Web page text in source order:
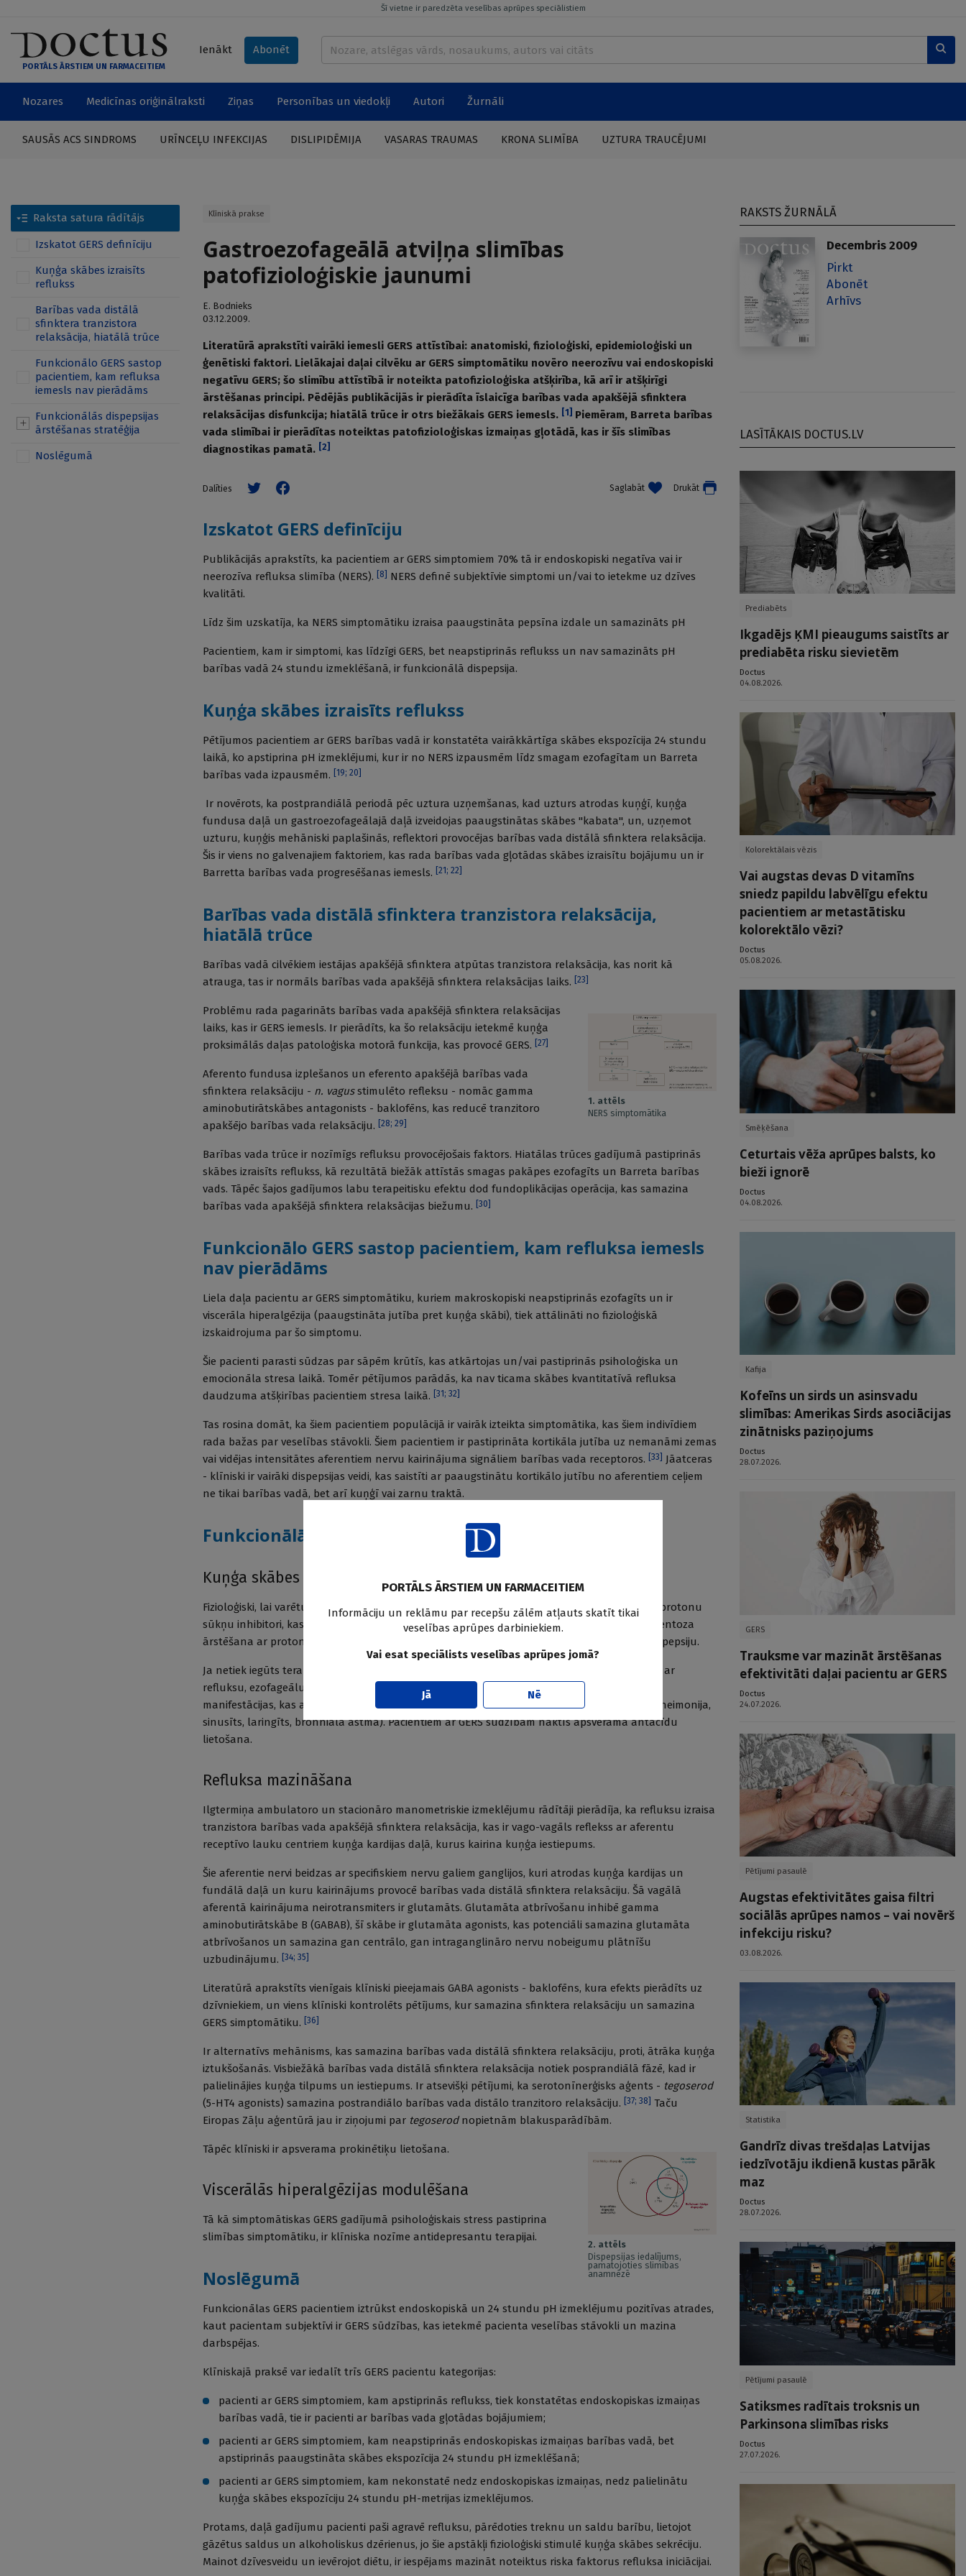
Šī vietne ir paredzēta veselības aprūpes speciālistiem
PORTĀLS ĀRSTIEM UN FARMACEITIEM
Ienākt Abonēt
Nozares Medicīnas oriģinālraksti Ziņas Personības un viedokļi Autori Žurnāli
SAUSĀS ACS SINDROMS URĪNCEĻU INFEKCIJAS DISLIPIDĒMIJA VASARAS TRAUMAS KRONA SLIMĪBA UZTURA TRAUCĒJUMI
Raksta satura rādītājs
Izskatot GERS definīciju
Kuņģa skābes izraisīts
reflukss
Barības vada distālā
sfinktera tranzistora
relaksācija, hiatālā trūce
Funkcionālo GERS sastop
pacientiem, kam refluksa
iemesls nav pierādāms
Funkcionālās dispepsijas
ārstēšanas stratēģija
Noslēgumā
Klīniskā prakse
Gastroezofageālā atviļņa slimības
patofizioloģiskie jaunumi
E. Bodnieks
03.12.2009.
Literatūrā aprakstīti vairāki iemesli GERS attīstībai: anatomiski, fizioloģiski, epidemioloģiski un
ģenētiski faktori. Lielākajai daļai cilvēku ar GERS simptomātiku novēro neerozīvu vai endoskopiski
negatīvu GERS; šo slimību attīstībā ir noteikta patofizioloģiska atšķirība, kā arī ir atšķirīgi
ārstēšanas principi. Pēdējās publikācijās ir pierādīta īslaicīga barības vada apakšējā sfinktera
relaksācijas disfunkcija; hiatālā trūce ir otrs biežākais GERS iemesls. [1] Piemēram, Barreta barības
vada slimībai ir pierādītas noteiktas patofizioloģiskas izmaiņas gļotādā, kas ir šīs slimības
diagnostikas pamatā. [2]
Dalīties Saglabāt Drukāt
Izskatot GERS definīciju
Publikācijās aprakstīts, ka pacientiem ar GERS simptomiem 70% tā ir endoskopiski negatīva vai ir
neerozīva refluksa slimība (NERS). [8] NERS definē subjektīvie simptomi un/vai to ietekme uz dzīves
kvalitāti.
Līdz šim uzskatīja, ka NERS simptomātiku izraisa paaugstināta pepsīna izdale un samazināts pH
Pacientiem, kam ir simptomi, kas līdzīgi GERS, bet neapstiprinās reflukss un nav samazināts pH
barības vadā 24 stundu izmeklēšanā, ir funkcionālā dispepsija.
Kuņģa skābes izraisīts reflukss
Pētījumos pacientiem ar GERS barības vadā ir konstatēta vairākkārtīga skābes ekspozīcija 24 stundu
laikā, ko apstiprina pH izmeklējumi, kur ir no NERS izpausmēm līdz smagam ezofagītam un Barreta
barības vada izpausmēm. [19; 20]
Ir novērots, ka postprandiālā periodā pēc uztura uzņemšanas, kad uzturs atrodas kuņģī, kuņģa
fundusa daļā un gastroezofageālajā daļā izveidojas paaugstinātas skābes "kabata", un, uzņemot
uzturu, kuņģis mehāniski paplašinās, reflektori provocējas barības vada distālā sfinktera relaksācija.
Šis ir viens no galvenajiem faktoriem, kas rada barības vada gļotādas skābes izraisītu bojājumu un ir
Barretta barības vada progresēšanas iemesls. [21; 22]
Barības vada distālā sfinktera tranzistora relaksācija,
hiatālā trūce
Barības vadā cilvēkiem iestājas apakšējā sfinktera atpūtas tranzistora relaksācija, kas norit kā
atrauga, tas ir normāls barības vada apakšējā sfinktera relaksācijas laiks. [23]
1. attēls
NERS simptomātika
Problēmu rada pagarināts barības vada apakšējā sfinktera relaksācijas
laiks, kas ir GERS iemesls. Ir pierādīts, ka šo relaksāciju ietekmē kuņģa
proksimālās daļas patoloģiska motorā funkcija, kas provocē GERS. [27]
Aferento fundusa izplešanos un eferento apakšējā barības vada
sfinktera relaksāciju - n. vagusstimulēto refleksu - nomāc gamma
aminobutirātskābes antagonists - baklofēns, kas reducē tranzitoro
apakšējo barības vada relaksāciju. [28; 29]
Barības vada trūce ir nozīmīgs refluksu provocējošais faktors. Hiatālas trūces gadījumā pastiprinās
skābes izraisīts reflukss, kā rezultātā biežāk attīstās smagas pakāpes ezofagīts un Barreta barības
vads. Tāpēc šajos gadījumos labu terapeitisku efektu dod fundoplikācijas operācija, kas samazina
barības vada apakšējā sfinktera relaksācijas biežumu. [30]
Funkcionālo GERS sastop pacientiem, kam refluksa iemesls
nav pierādāms
Liela daļa pacientu ar GERS simptomātiku, kuriem makroskopiski neapstiprinās ezofagīts un ir
viscerāla hiperalgēzija (paaugstināta jutība pret kuņģa skābi), tiek attālināti no fizioloģiskā
izskaidrojuma par šo simptomu.
Šie pacienti parasti sūdzas par sāpēm krūtīs, kas atkārtojas un/vai pastiprinās psiholoģiska un
emocionāla stresa laikā. Tomēr pētījumos parādās, ka nav ticama skābes kvantitatīvā refluksa
daudzuma atšķirības pacientiem stresa laikā. [31; 32]
Tas rosina domāt, ka šiem pacientiem populācijā ir vairāk izteikta simptomātika, kas šiem indivīdiem
rada bažas par veselības stāvokli. Šiem pacientiem ir pastiprināta kortikāla jutība uz nemanāmi zemas
vai vidējas intensitātes aferentiem nervu kairinājuma signāliem barības vada receptoros. [33] Jāatceras
- klīniski ir vairāki dispepsijas veidi, kas saistīti ar paaugstinātu kortikālo jutību no aferentiem ceļiem
ne tikai barības vadā, bet arī kuņģī vai zarnu traktā.
Funkcionālās dispepsijas ārstēšanas stratēģija
Kuņģa skābes inhibīcija
Fizioloģiski, lai varētu mazināt skābes iedarbību, jāsamazina skābes sekrēcija, ko nodrošina protonu
sūkņu inhibitori, kas ir antisekretorie aģenti. Pētījumos ir pierādīts, ka divu nedēļu medikamentoza
ārstēšana ar protonu sūkņu inhibitoriem dod pozitīvu efektu pacientiem ar funkcionālo dispepsiju.
Ja netiek iegūts terapeitiskais efekts, tad pacientiem ir atipiski simptomi, kas ir vai nav saistīti ar
refluksu, ezofageālu hipersensivitāti, funkcionālu dedzināšanu. Tās ir ekstraezofageālas
manifestācijas, kas asociējas ar GERS (miega traucējumi, nakts dedzināšana, nakts klepus, pneimonija,
sinusīts, laringīts, bronhiāla astma). Pacientiem ar GERS sūdzībām naktīs apsverama antacīdu
lietošana.
Refluksa mazināšana
Ilgtermiņa ambulatoro un stacionāro manometriskie izmeklējumu rādītāji pierādīja, ka refluksu izraisa
tranzistora barības vada apakšējā sfinktera relaksācija, kas ir vago-vagāls reflekss ar aferentu
receptīvo lauku centriem kuņģa kardijas daļā, kurus kairina kuņģa iestiepums.
Šie aferentie nervi beidzas ar specifiskiem nervu galiem ganglijos, kuri atrodas kuņģa kardijas un
fundālā daļā un kuru kairinājums provocē barības vada distālā sfinktera relaksāciju. Šā vagālā
aferentā kairinājuma neirotransmiters ir glutamāts. Glutamāta atbrīvošanu inhibē gamma
aminobutirātskābe B (GABAB), šī skābe ir glutamāta agonists, kas potenciāli samazina glutamāta
atbrīvošanos un samazina gan centrālo, gan intraganglināro nervu nobeigumu plātnīšu
uzbudinājumu. [34; 35]
Literatūrā aprakstīts vienīgais klīniski pieejamais GABA agonists - baklofēns, kura efekts pierādīts uz
dzīvniekiem, un viens klīniski kontrolēts pētījums, kur samazina sfinktera relaksāciju un samazina
GERS simptomātiku. [36]
Ir alternatīvs mehānisms, kas samazina barības vada distālā sfinktera relaksāciju, proti, ātrāka kuņģa
iztukšošanās. Visbiežākā barības vada distālā sfinktera relaksācija notiek posprandiālā fāzē, kad ir
palielinājies kuņģa tilpums un iestiepums. Ir atsevišķi pētījumi, ka serotonīnerģisks aģents - tegoserod
(5-HT4 agonists) samazina postrandiālo barības vada distālo tranzitoro relaksāciju. [37; 38] Taču
Eiropas Zāļu aģentūrā jau ir ziņojumi par tegoserodnopietnām blakusparādībām.
2. attēls
Dispepsijas iedalījums,
pamatojoties slimības
anamnēzē
Tāpēc klīniski ir apsverama prokinētiķu lietošana.
Viscerālās hiperalgēzijas modulēšana
Tā kā simptomātiskas GERS gadījumā psiholoģiskais stress pastiprina
slimības simptomātiku, ir klīniska nozīme antidepresantu terapijai.
Noslēgumā
Funkcionālas GERS pacientiem iztrūkst endoskopiskā un 24 stundu pH izmeklējumu pozitīvas atrades,
kaut pacientam subjektīvi ir GERS sūdzības, kas ietekmē pacienta veselības stāvokli un mazina
darbspējas.
Klīniskajā praksē var iedalīt trīs GERS pacientu kategorijas:
pacienti ar GERS simptomiem, kam apstiprinās reflukss, tiek konstatētas endoskopiskas izmaiņas
barības vadā, tie ir pacienti ar barības vada gļotādas bojājumiem;
pacienti ar GERS simptomiem, kam neapstiprinās endoskopiskas izmaiņas barības vadā, bet
apstiprinās paaugstināta skābes ekspozīcija 24 stundu pH izmeklēšanā;
pacienti ar GERS simptomiem, kam nekonstatē nedz endoskopiskas izmaiņas, nedz palielinātu
kuņģa skābes ekspozīciju 24 stundu pH-metrijas izmeklējumos.
Protams, daļā gadījumu pacienti paši agravē refluksu, pārēdoties treknu un saldu barību, lietojot
gāzētus saldus un alkoholiskus dzērienus, jo šie apstākļi fizioloģiski stimulē kuņģa skābes sekrēciju.
Mainot dzīvesveidu un ievērojot diētu, ir iespējams mazināt noteiktus riska faktorus refluksa iniciācijai.
RAKSTS ŽURNĀLĀ
Decembris 2009
Pirkt
Abonēt
Arhīvs
LASĪTĀKAIS DOCTUS.LV
Prediabēts
Ikgadējs ĶMI pieaugums saistīts ar
prediabēta risku sievietēm
Doctus
04.08.2026.
Kolorektālais vēzis
Vai augstas devas D vitamīns
sniedz papildu labvēlīgu efektu
pacientiem ar metastātisku
kolorektālo vēzi?
Doctus
05.08.2026.
Smēķēšana
Ceturtais vēža aprūpes balsts, ko
bieži ignorē
Doctus
04.08.2026.
Kafija
Kofeīns un sirds un asinsvadu
slimības: Amerikas Sirds asociācijas
zinātnisks paziņojums
Doctus
28.07.2026.
GERS
Trauksme var mazināt ārstēšanas
efektivitāti daļai pacientu ar GERS
Doctus
24.07.2026.
Pētījumi pasaulē
Augstas efektivitātes gaisa filtri
sociālās aprūpes namos – vai novērš
infekciju risku?
03.08.2026.
Statistika
Gandrīz divas trešdaļas Latvijas
iedzīvotāju ikdienā kustas pārāk
maz
Doctus
28.07.2026.
Pētījumi pasaulē
Satiksmes radītais troksnis un
Parkinsona slimības risks
Doctus
27.07.2026.
PORTĀLS ĀRSTIEM UN FARMACEITIEM
Informāciju un reklāmu par recepšu zālēm atļauts skatīt tikai
veselības aprūpes darbiniekiem.
Vai esat speciālists veselības aprūpes jomā?
Jā Nē